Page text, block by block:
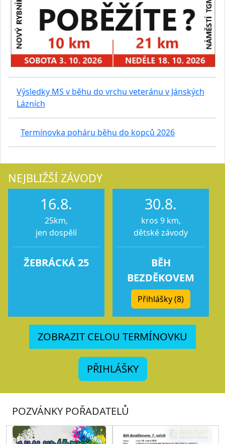
Výsledky MS v běhu do vrchu veteránu v Jánských
Lázních
Termínovka poháru běhu do kopců 2026
NEJBLIŽŠÍ ZÁVODY
16.8.
25km,
jen dospělí
ŽEBRÁCKÁ 25
30.8.
kros 9 km,
dětské závody
BĚH
BEZDĚKOVEM
Přihlášky (8)
ZOBRAZIT CELOU TERMÍNOVKU
PŘIHLÁŠKY
POZVÁNKY POŘADATELŮ